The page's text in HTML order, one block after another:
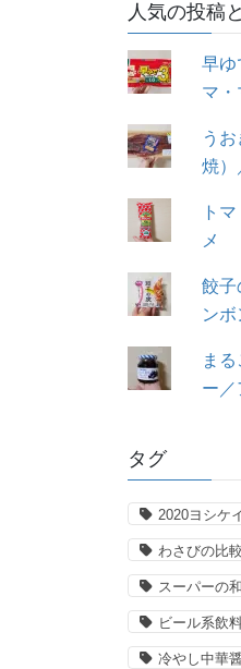
人気の投稿
早ゆ
マ・
う
焼）
ト
メ
餃子
ンボ
ま
ー／
タグ
2020ヨシケ
わさびの比較
スーパーの
ビール系飲
冷やし中華